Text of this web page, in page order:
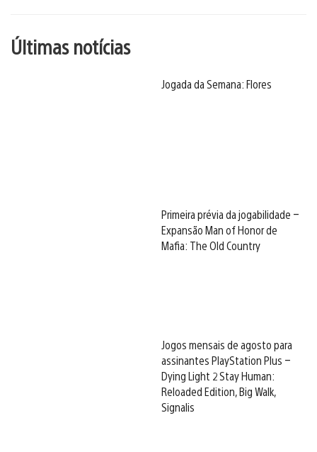
Últimas notícias
Jogada da Semana: Flores
Primeira prévia da jogabilidade –
Expansão Man of Honor de
Mafia: The Old Country
Jogos mensais de agosto para
assinantes PlayStation Plus –
Dying Light 2 Stay Human:
Reloaded Edition, Big Walk,
Signalis